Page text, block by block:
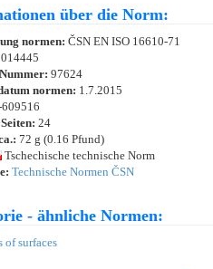
über die Norm:
normen: ČSN EN ISO 16610-71
014445
97624
normen: 1.7.2015
609516
24
72 g (0.16 Pfund)
Tschechische technische Norm
Technische Normen ČSN
- ähnliche Normen:
of surfaces